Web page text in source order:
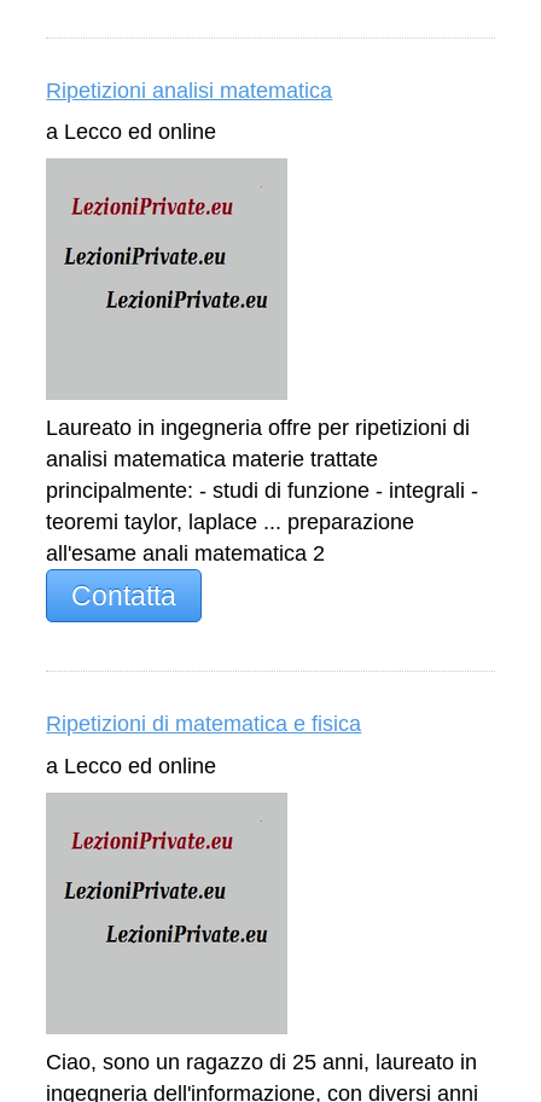
Ripetizioni analisi matematica
a Lecco ed online
Laureato in ingegneria offre per ripetizioni di
analisi matematica materie trattate
principalmente: - studi di funzione - integrali -
teoremi taylor, laplace ... preparazione
all'esame anali matematica 2
Contatta
Ripetizioni di matematica e fisica
a Lecco ed online
Ciao, sono un ragazzo di 25 anni, laureato in
ingegneria dell'informazione, con diversi anni